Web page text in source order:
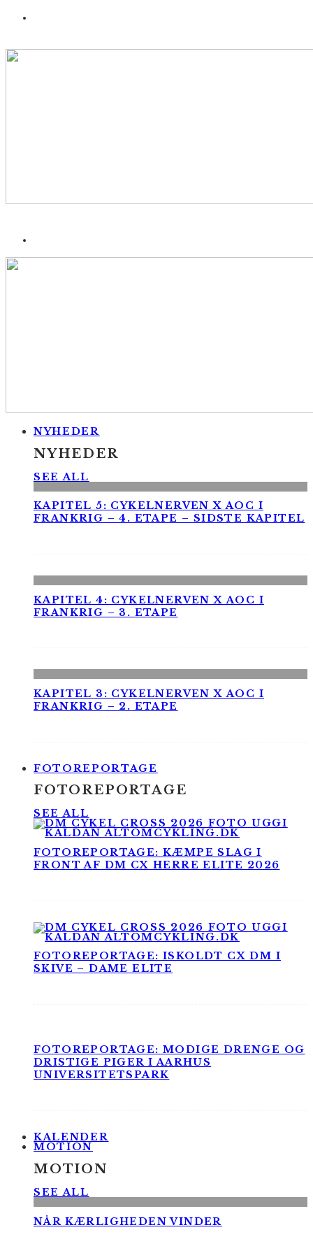
NYHEDER
NYHEDER
SEE ALL
KAPITEL 5: CYKELNERVEN X AOC I
FRANKRIG – 4. ETAPE – SIDSTE KAPITEL
KAPITEL 4: CYKELNERVEN X AOC I
FRANKRIG – 3. ETAPE
KAPITEL 3: CYKELNERVEN X AOC I
FRANKRIG – 2. ETAPE
FOTOREPORTAGE
FOTOREPORTAGE
SEE ALL
FOTOREPORTAGE: KÆMPE SLAG I
FRONT AF DM CX HERRE ELITE 2026
FOTOREPORTAGE: ISKOLDT CX DM I
SKIVE – DAME ELITE
FOTOREPORTAGE: MODIGE DRENGE OG
DRISTIGE PIGER I AARHUS
UNIVERSITETSPARK
KALENDER
MOTION
MOTION
SEE ALL
NÅR KÆRLIGHEDEN VINDER